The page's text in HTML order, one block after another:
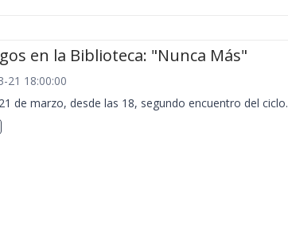
en la Biblioteca: "Nunca Más"
21 18:00:00
de marzo, desde las 18, segundo encuentro del ciclo.